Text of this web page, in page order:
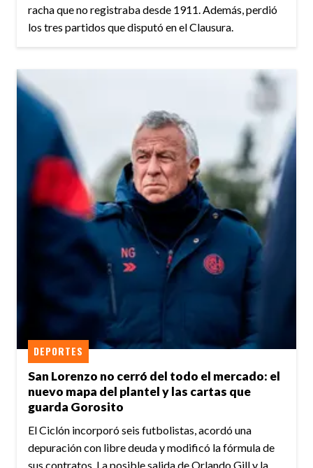
racha que no registraba desde 1911. Además, perdió
los tres partidos que disputó en el Clausura.
San Lorenzo no cerró del todo el mercado: el
nuevo mapa del plantel y las cartas que
guarda Gorosito
DEPORTES
El Ciclón incorporó seis futbolistas, acordó una
depuración con libre deuda y modificó la fórmula de
sus contratos. La posible salida de Orlando Gill y la